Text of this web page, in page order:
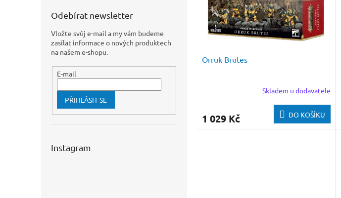
Odebírat newsletter
Vložte svůj e-mail a my vám budeme
zasílat informace o nových produktech
na našem e-shopu.
E-mail
PŘIHLÁSIT SE
Instagram
Orruk Brutes
Skladem u dodavatele
1 029 Kč DO KOŠÍKU